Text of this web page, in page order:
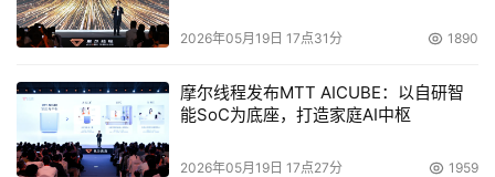
2026年05月19日 17点31分 1890
摩尔线程发布MTT AICUBE：以自研智
能SoC为底座，打造家庭AI中枢
2026年05月19日 17点27分 1959